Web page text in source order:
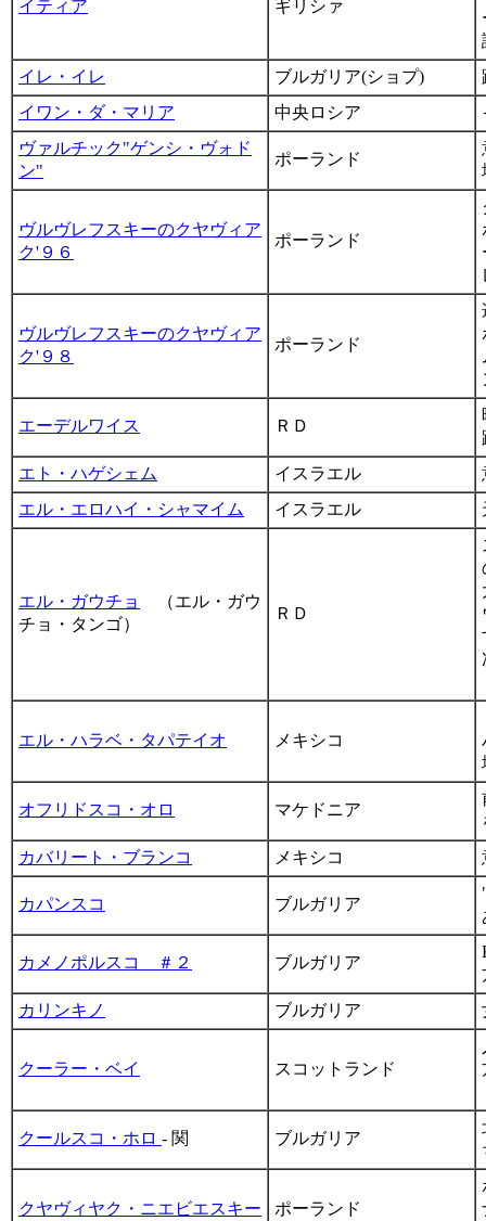
イティア ギリシァ
イレ・イレ
ブルガリア(ショプ)
イワン・ダ・マリア
中央ロシア
ヴァルチック"ゲンシ・ヴォド
ン"
ポーランド
ヴルヴレフスキーのクヤヴィア
ク'９６
ポーランド
ヴルヴレフスキーのクヤヴィア
ク'９８
ポーランド
エーデルワイス ＲＤ
エト・ハゲシェム
イスラエル
エル・エロハイ・シャマイム
イスラエル
エル・ガウチョ
（エル・ガウ
チョ・タンゴ）
ＲＤ
エル・ハラベ・タパテイオ メキシコ
オフリドスコ・オロ マケドニア
カバリート・ブランコ
メキシコ
カパンスコ ブルガリア
カメノポルスコ ＃２ ブルガリア
カリンキノ
ブルガリア
クーラー・ベイ スコットランド
クールスコ・ホロ - 関 ブルガリア
クヤヴィヤク・ニエビエスキー ポーランド